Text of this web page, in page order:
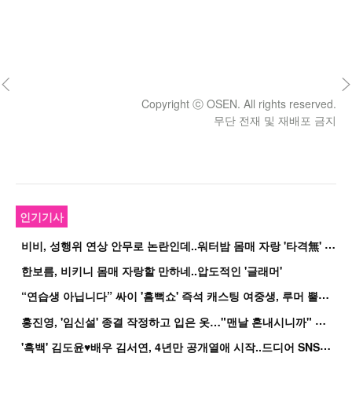
Copyright ⓒ OSEN. All rights reserved.
무단 전재 및 재배포 금지
인기기사
비
비, 성행위 연상 안무로 논란인데..워터밤 몸매 자랑 '타격無' 근황
한보름, 비키니 몸매 자랑할 만하네..압도적인 '글래머'
“
연습생 아닙니다” 싸이 '흠뻑쇼' 즉석 캐스팅 여중생, 루머 뿔났다[Oh!쎈 이...
홍
진영, '임신설' 종결 작정하고 입은 옷…"맨날 혼내시니까" 억울
'
흑백' 김도윤♥배우 김서연, 4년만 공개열애 시작..드디어 SNS에 노출 [핫피...